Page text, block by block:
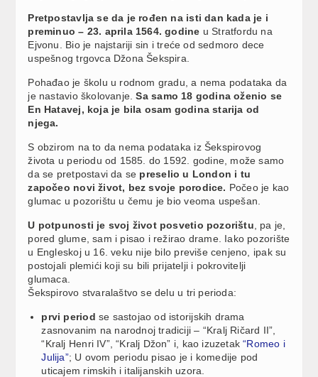
Pretpostavlja se da je rođen na isti dan kada je i
preminuo – 23. aprila 1564. godine u Stratfordu na
Ejvonu. Bio je najstariji sin i treće od sedmoro dece
uspešnog trgovca Džona Šekspira.
Pohađao je školu u rodnom gradu, a nema podataka da
je nastavio školovanje.Sa samo 18 godina oženio se
En Hatavej, koja je bila osam godina starija od
njega.
S obzirom na to da nema podataka iz Šekspirovog
života u periodu od 1585. do 1592. godine, može samo
da se pretpostavi da se preselio u London i tu
započeo novi život, bez svoje porodice. Počeo je kao
glumac u pozorištu u čemu je bio veoma uspešan.
U potpunosti je svoj život posvetio pozorištu , pa je,
pored glume, sam i pisao i režirao drame. Iako pozorište
u Engleskoj u 16. veku nije bilo previše cenjeno, ipak su
postojali plemići koji su bili prijatelji i pokrovitelji
glumaca.
Šekspirovo stvaralaštvo se delu u tri perioda:
prvi period se sastojao od istorijskih drama
zasnovanim na narodnoj tradiciji – “Kralj Ričard II”,
“Kralj Henri IV”, “Kralj Džon” i, kao izuzetak“Romeo i
Julija”; U ovom periodu pisao je i komedije pod
uticajem rimskih i italijanskih uzora.